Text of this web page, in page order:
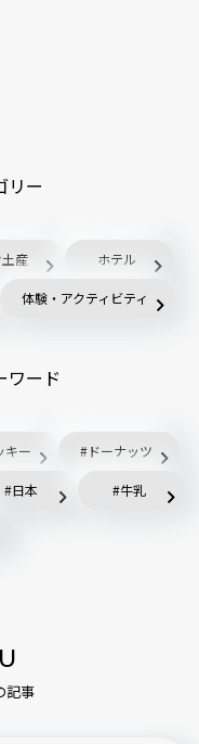
リー
産 ホテル
体験・アクティビティ
ワード
キー ドーナッツ
日本 牛乳
記事